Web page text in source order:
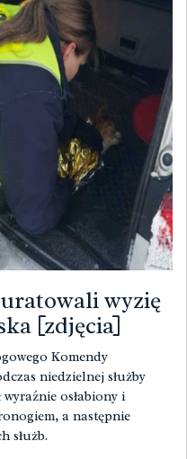
wyzię
[zdjęcia]
Komendy
niedzielnej służby
osłabiony i
a następnie
służb.